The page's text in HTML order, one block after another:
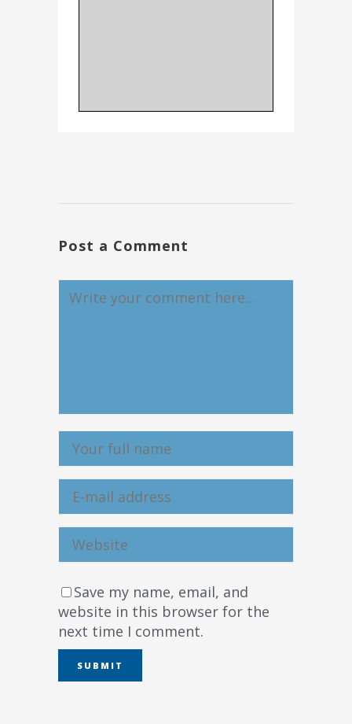
Post a Comment
Save my name, email, and
website in this browser for the
next time I comment.